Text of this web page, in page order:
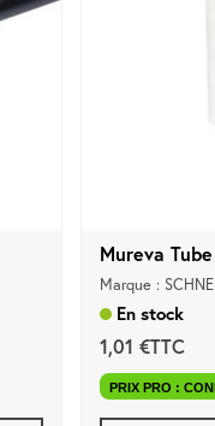
Mureva
Marque :
En stock
1,01 €TTC
PRIX PRO :